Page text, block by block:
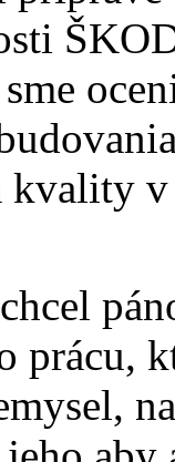
kvality
prácu,